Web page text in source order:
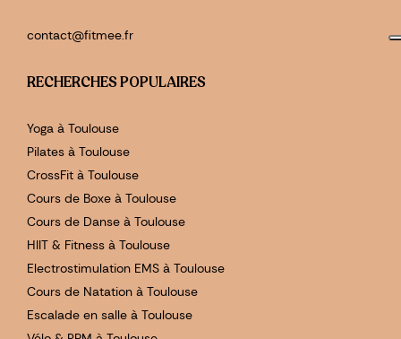
contact@fitmee.fr
RECHERCHES POPULAIRES
Yoga à Toulouse
Pilates à Toulouse
CrossFit à Toulouse
Cours de Boxe à Toulouse
Cours de Danse à Toulouse
HIIT & Fitness à Toulouse
Electrostimulation EMS à Toulouse
Cours de Natation à Toulouse
Escalade en salle à Toulouse